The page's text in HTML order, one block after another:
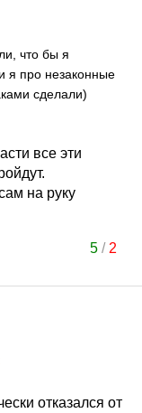
что бы я
я про незаконные
сделали)
все эти
на руку
5/ 2
отказался от